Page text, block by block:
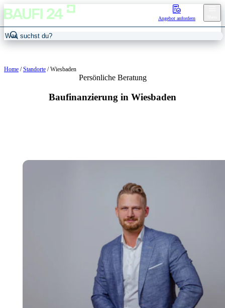
Angebot anfordern
Home /Standorte /Wiesbaden
Persönliche Beratung
Baufinanzierung in Wiesbaden